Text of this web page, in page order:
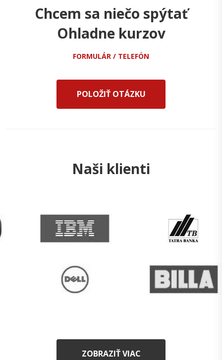
Chcem sa niečo spýtať
Ohladne kurzov
FORMULÁR / TELEFÓN
POLOŽIŤ OTÁZKU
Naši klienti
ZOBRAZIŤ VIAC